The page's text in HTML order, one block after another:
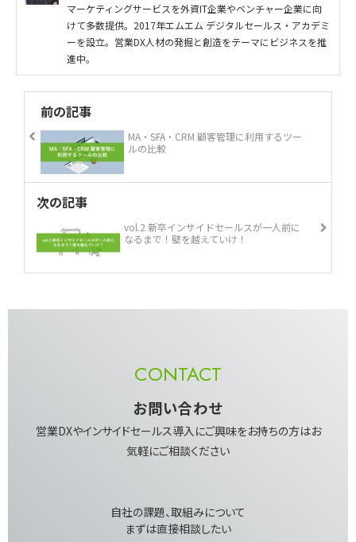
マーケティングサービスを外資IT企業やベンチャー企業に向
けて多数提供。2017年エムエム デジタルセールス・アカデミ
ーを設立。営業DX人材の発掘と創造をテーマにビジネスを推
進中。
前の記事
MA・SFA・CRM 顧客管理に利用するツー
ルの比較
次の記事
vol.2 新卒インサイドセールスが一人前に
なるまで！壁を越えていけ！
CONTACT
お問い合わせ
営業DXやインサイドセールス導入にご興味を​お持ちの方はお
気軽にご相談ください
自社の課題、取組みについて​
まずは直接相談したい​